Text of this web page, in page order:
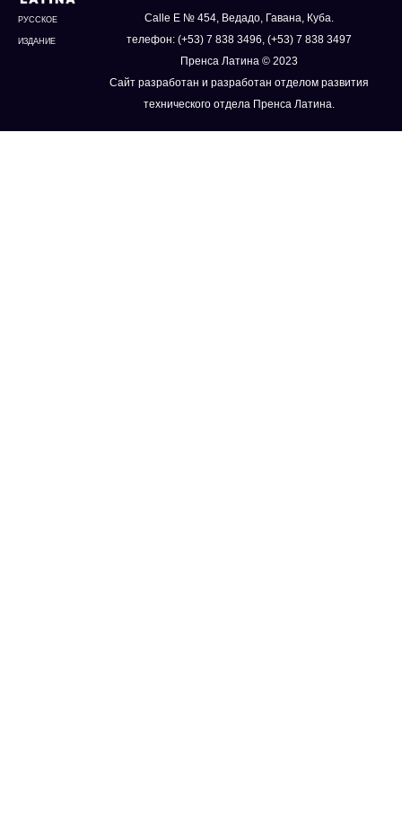
РУССКОЕ
ИЗДАНИЕ
Calle E № 454, Ведадо, Гавана, Куба.
телефон: (+53) 7 838 3496, (+53) 7 838 3497
Пренса Латина © 2023
Сайт разработан и разработан отделом развития
технического отдела Пренса Латина.